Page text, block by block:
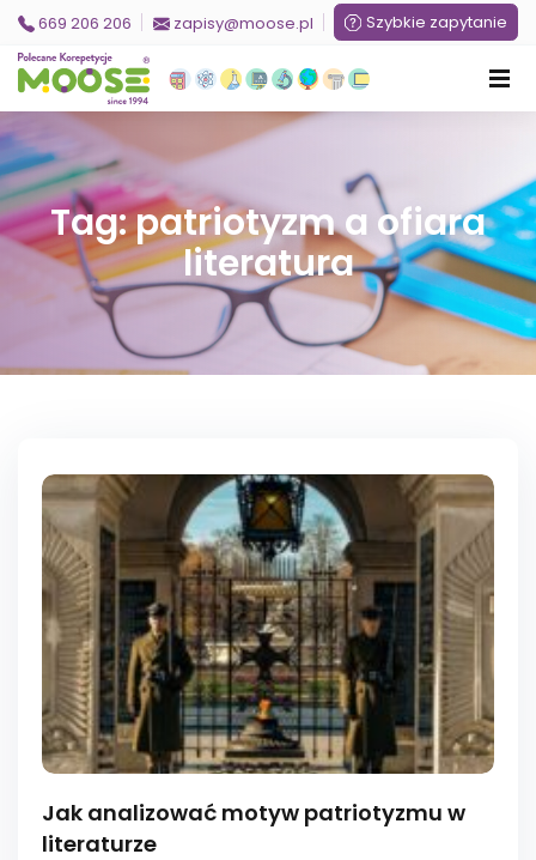
669 206 206 zapisy@moose.pl Szybkie zapytanie
Tag: patriotyzm a ofiara
literatura
Jak analizować motyw patriotyzmu w
literaturze